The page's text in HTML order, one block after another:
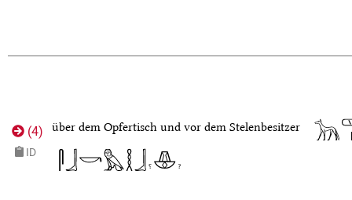
(4)
ID
über dem Opfertisch und vor dem Stelenbesitzer